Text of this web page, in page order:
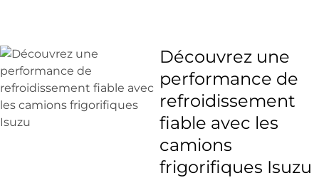
Découvrez une
performance de
refroidissement
fiable avec les
camions
frigorifiques Isuzu